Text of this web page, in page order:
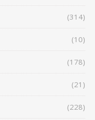
(314)
(10)
(178)
(21)
(228)